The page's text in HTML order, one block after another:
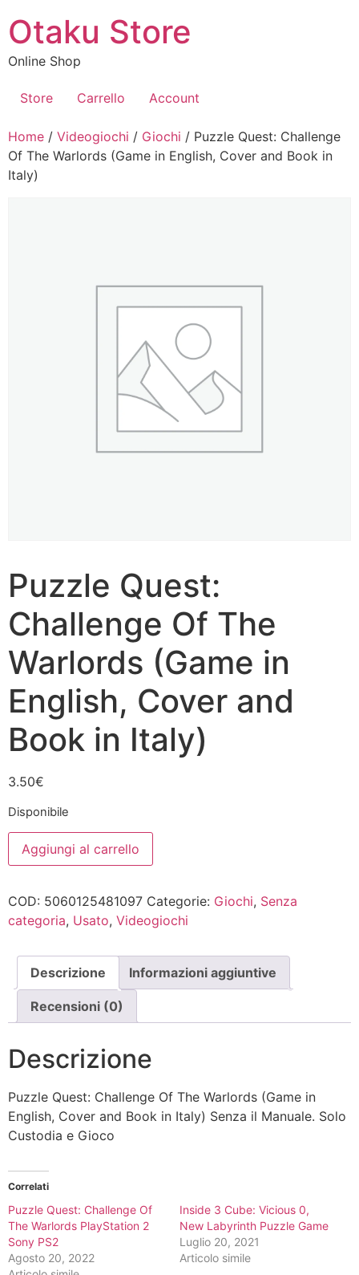
contenuto
Otaku Store
Online Shop
Store Carrello Account
Home / Videogiochi / Giochi / Puzzle Quest: Challenge
Of The Warlords (Game in English, Cover and Book in
Italy)
Puzzle Quest:
Challenge Of The
Warlords (Game in
English, Cover and
Book in Italy)
3.50€
Disponibile
Puzzle
Quest:
Challenge
Warlords
(Game
in
Cover
Book
in
Italy)
quantità
Aggiungi al carrello
COD: 5060125481097 Categorie: Giochi, Senza
categoria, Usato, Videogiochi
Descrizione Informazioni aggiuntive
Recensioni (0)
Descrizione
Puzzle Quest: Challenge Of The Warlords (Game in
English, Cover and Book in Italy) Senza il Manuale. Solo
Custodia e Gioco
Correlati
Puzzle Quest: Challenge Of
The Warlords PlayStation 2
Sony PS2
Agosto 20, 2022
Inside 3 Cube: Vicious 0,
New Labyrinth Puzzle Game
Luglio 20, 2021
Articolo simile